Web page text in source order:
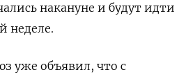
накануне и будут идти
неделе.
уже объявил, что с